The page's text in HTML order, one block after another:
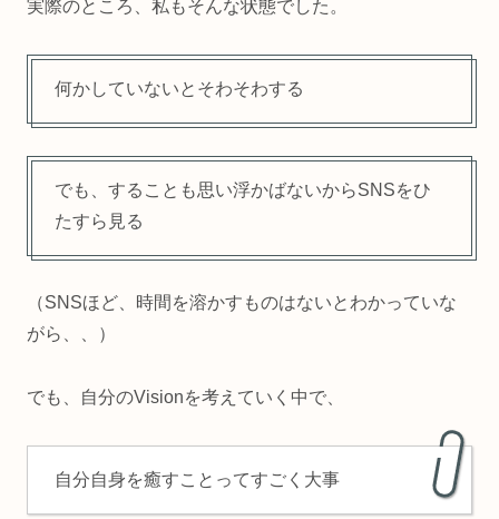
実際のところ、私もそんな状態でした。
何かしていないとそわそわする
でも、することも思い浮かばないからSNSをひ
たすら見る
（SNSほど、時間を溶かすものはないとわかっていな
がら、、）
でも、自分のVisionを考えていく中で、
自分自身を癒すことってすごく大事